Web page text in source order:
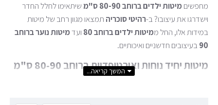
מחפשים מיטות ילדים ברוחב 80-90 ס"מ
שיתאימו לחלל החדר
וישדרגו את עיצובו? ב-רהיטי סוכריה תמצאו מגוון רחב של מיטות
במידות אלו, החל ממיטות ילדים ברוחב 80 ועדמיטות נוער ברוחב
90בעיצובים חדשניים ואיכותיים.
מיטות יחיד נוחות ואורטופדיות ברוחב 80-90 ס"מ